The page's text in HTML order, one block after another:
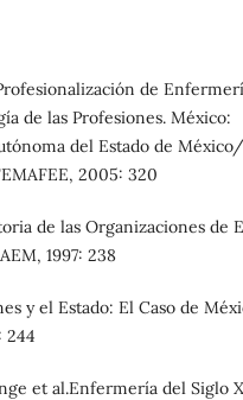
de
de las Profesiones. México:
del Estado de
2005: 320
de las Organizaciones de
1997: 238
y el Estado: El Caso de
244
et al.Enfermería del Siglo